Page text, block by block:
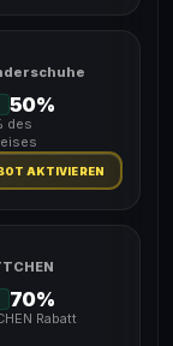
50%
des
AKTIVIEREN
70%
Rabatt